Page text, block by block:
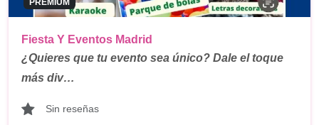
PREMIUM
Fiesta Y Eventos Madrid
¿Quieres que tu evento sea único? Dale el toque
más div…
Sin reseñas